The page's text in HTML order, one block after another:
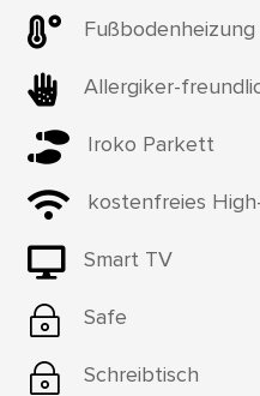
 Fußbodenheizung
 Allergiker-
 Iroko Parkett
 kostenfreies
 Smart TV
~ Safe
~ Schreibtisch